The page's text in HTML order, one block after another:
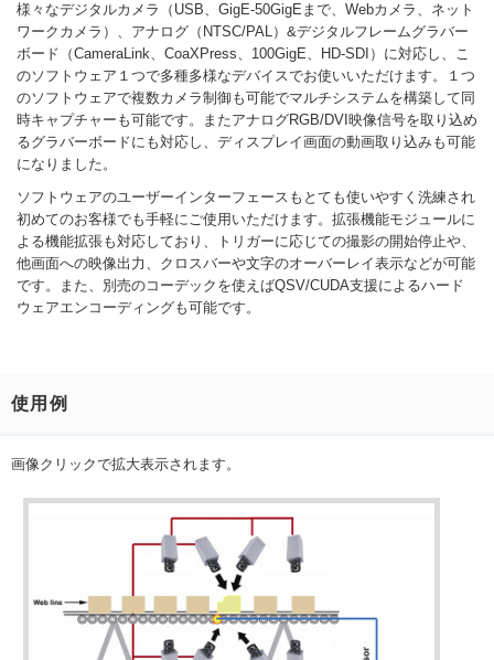
様々なデジタルカメラ（USB、GigE-50GigEまで、Webカメラ、ネット
ワークカメラ）、アナログ（NTSC/PAL）&デジタルフレームグラバー
ボード（CameraLink、CoaXPress、100GigE、HD-SDI）に対応し、こ
のソフトウェア１つで多種多様なデバイスでお使いいただけます。１つ
のソフトウェアで複数カメラ制御も可能でマルチシステムを構築して同
時キャプチャーも可能です。またアナログRGB/DVI映像信号を取り込め
るグラバーボードにも対応し、ディスプレイ画面の動画取り込みも可能
になりました。
ソフトウェアのユーザーインターフェースもとても使いやすく洗練され
初めてのお客様でも手軽にご使用いただけます。拡張機能モジュールに
よる機能拡張も対応しており、トリガーに応じての撮影の開始停止や、
他画面への映像出力、クロスバーや文字のオーバーレイ表示などが可能
です。また、別売のコーデックを使えばQSV/CUDA支援によるハード
ウェアエンコーディングも可能です。
使用例
画像クリックで拡大表示されます。